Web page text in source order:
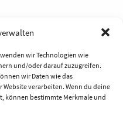
wir Technologien wie
und/oder darauf zuzugreifen.
wir Daten wie das
verarbeiten. Wenn du deine
können bestimmte Merkmale und